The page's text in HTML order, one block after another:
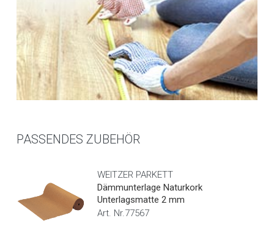
PASSENDES ZUBEHÖR
WEITZER PARKETT
Dämmunterlage Naturkork
Unterlagsmatte 2 mm
Art. Nr.77567